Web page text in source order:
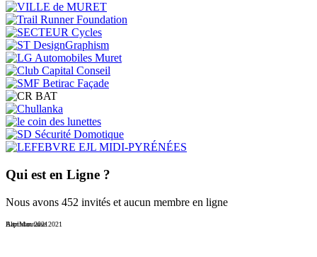
Qui est en Ligne ?
Nous avons 452 invités et aucun membre en ligne
Baptistoutaise 2021
AltriMan 2021